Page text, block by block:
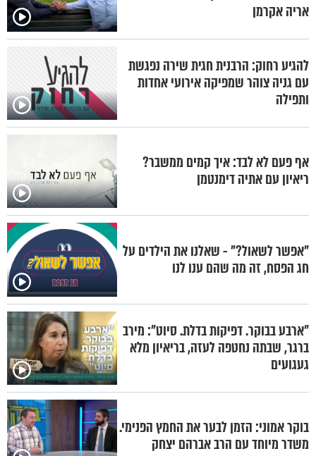
אריה אקרמן
להגיע רחוק: הרבנית חגית שירה נפגשת
עם גניה צוהר שמפיקה אירועי אחדות
ותפילה
אף פעם לא לבד: איך קמים ממשבר?
ריאיון עם אתיה דימנטמן
"אפשר לשאול?" - שאלנו את הילדים על
חג הפסח, זה מה שהם ענו לנו
"ארבע בבוקר. דפיקות בדלת. סיוט": מירב
ברגר, שבתה נחטפה לעזה, בריאיון מלא
געגועים
בוקר אמוני: הזמן לבער את החמץ הפנימי.
משדר מיוחד עם הרב אברהם יצחק